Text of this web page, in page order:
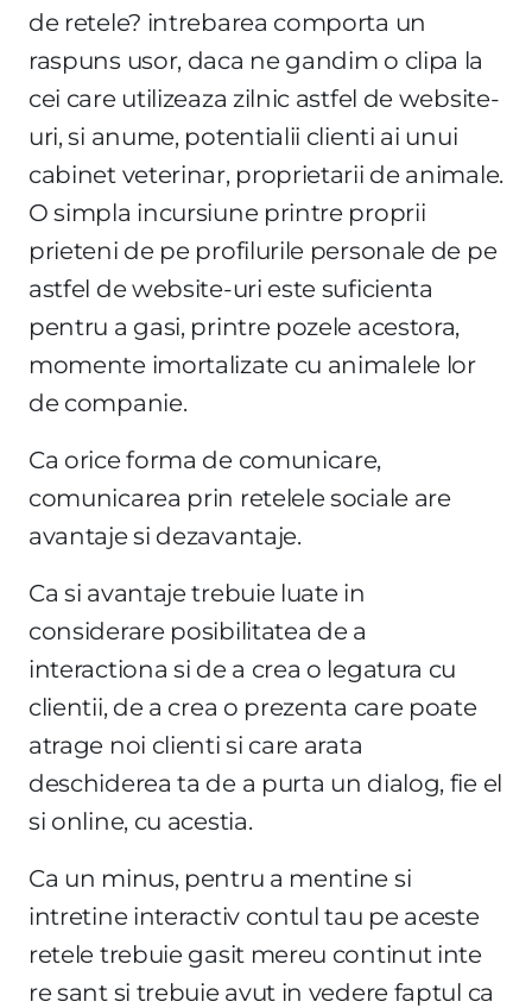
de retele? intrebarea comporta un
raspuns usor, daca ne gandim o clipa la
cei care utilizeaza zilnic astfel de website-
uri, si anume, potentialii clienti ai unui
cabinet veterinar, proprietarii de animale.
O simpla incursiune printre proprii
prieteni de pe profilurile personale de pe
astfel de website-uri este suficienta
pentru a gasi, printre pozele acestora,
momente imortalizate cu animalele lor
de companie.
Ca orice forma de comunicare,
comunicarea prin retelele sociale are
avantaje si dezavantaje.
Ca si avantaje trebuie luate in
considerare posibilitatea de a
interactiona si de a crea o legatura cu
clientii, de a crea o prezenta care poate
atrage noi clienti si care arata
deschiderea ta de a purta un dialog, fie el
si online, cu acestia.
Ca un minus, pentru a mentine si
intretine interactiv contul tau pe aceste
retele trebuie gasit mereu continut inte
re sant si trebuie avut in vedere faptul ca